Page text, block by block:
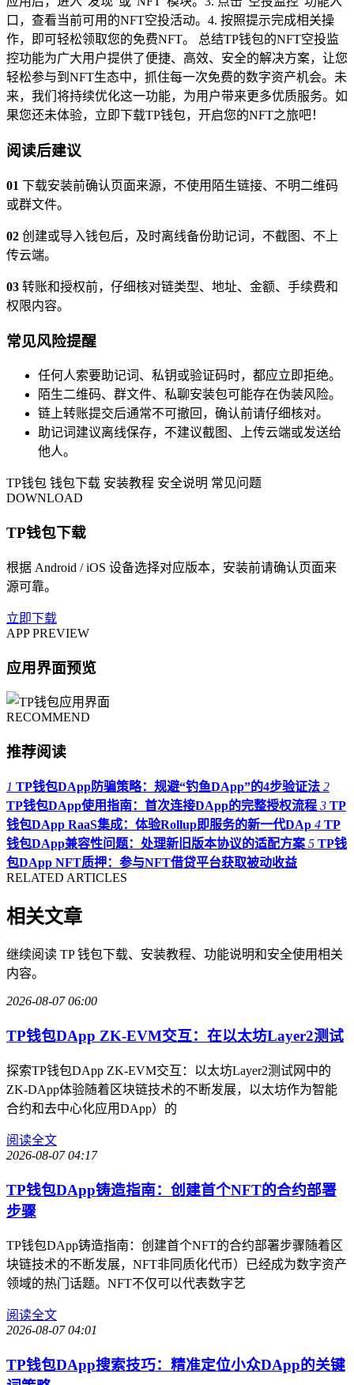
口，查看当前可用的NFT空投活动。4. 按照提示完成相关操
作，即可轻松领取您的免费NFT。 总结TP钱包的NFT空投监
控功能为广大用户提供了便捷、高效、安全的解决方案，让您
轻松参与到NFT生态中，抓住每一次免费的数字资产机会。未
来，我们将持续优化这一功能，为用户带来更多优质服务。如
果您还未体验，立即下载TP钱包，开启您的NFT之旅吧！
阅读后建议
01 下载安装前确认页面来源，不使用陌生链接、不明二维码
或群文件。
02 创建或导入钱包后，及时离线备份助记词，不截图、不上
传云端。
03 转账和授权前，仔细核对链类型、地址、金额、手续费和
权限内容。
常见风险提醒
任何人索要助记词、私钥或验证码时，都应立即拒绝。
陌生二维码、群文件、私聊安装包可能存在伪装风险。
链上转账提交后通常不可撤回，确认前请仔细核对。
助记词建议离线保存，不建议截图、上传云端或发送给
他人。
TP钱包 钱包下载 安装教程 安全说明 常见问题
DOWNLOAD
TP钱包下载
根据 Android / iOS 设备选择对应版本，安装前请确认页面来
源可靠。
立即下载
APP PREVIEW
应用界面预览
RECOMMEND
推荐阅读
1 TP钱包DApp防骗策略：规避“钓鱼DApp”的4步验证法 2
TP钱包DApp使用指南：首次连接DApp的完整授权流程 3 TP
钱包DApp RaaS集成：体验Rollup即服务的新一代DAp 4 TP
钱包DApp兼容性问题：处理新旧版本协议的适配方案 5 TP钱
包DApp NFT质押：参与NFT借贷平台获取被动收益
RELATED ARTICLES
相关文章
继续阅读 TP 钱包下载、安装教程、功能说明和安全使用相关
内容。
2026-08-07 06:00
TP钱包DApp ZK-EVM交互：在以太坊Layer2测试
探索TP钱包DApp ZK-EVM交互：以太坊Layer2测试网中的
ZK-DApp体验随着区块链技术的不断发展，以太坊作为智能
合约和去中心化应用DApp）的
阅读全文
2026-08-07 04:17
TP钱包DApp铸造指南：创建首个NFT的合约部署
步骤
TP钱包DApp铸造指南：创建首个NFT的合约部署步骤随着区
块链技术的不断发展，NFT非同质化代币）已经成为数字资产
领域的热门话题。NFT不仅可以代表数字艺
阅读全文
2026-08-07 04:01
TP钱包DApp搜索技巧：精准定位小众DApp的关键